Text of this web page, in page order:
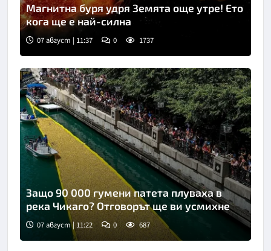
Магнитна буря удря Земята още утре! Ето
кога ще е най-силна
07 август | 11:37 0 1737
Защо 90 000 гумени патета плуваха в
река Чикаго? Отговорът ще ви усмихне
07 август | 11:22 0 687